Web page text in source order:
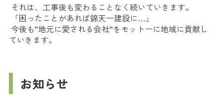
それは、工事後も変わることなく続いていきます。
「困ったことがあれば錦天一建設に…」
今後も”地元に愛される会社”をモットーに地域に貢献し
ていきます。
お知らせ